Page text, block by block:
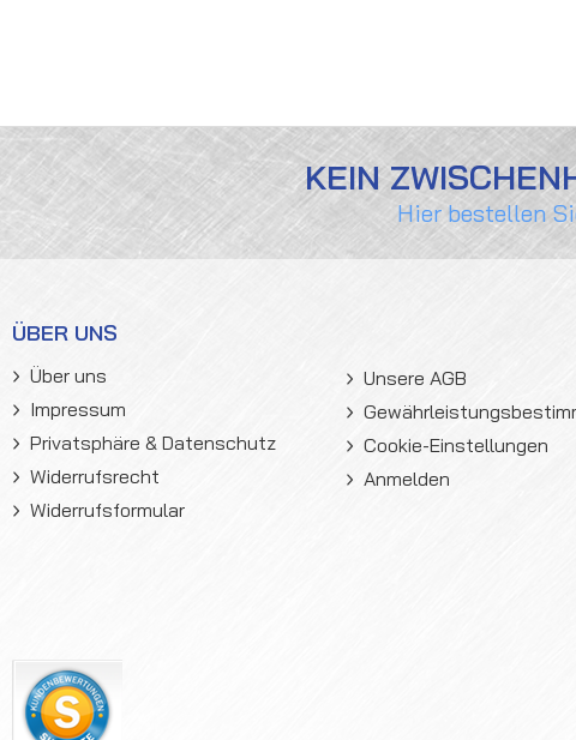
KEIN
Hier bestellen
ÜBER UNS
Über uns
Impressum
Privatsphäre & Datenschutz
Widerrufsrecht
Widerrufsformular
Unsere AGB
Cookie-Einstellungen
Anmelden